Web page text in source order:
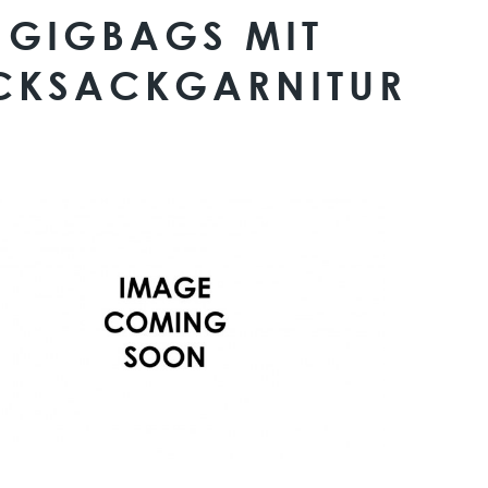
GIGBAGS MIT